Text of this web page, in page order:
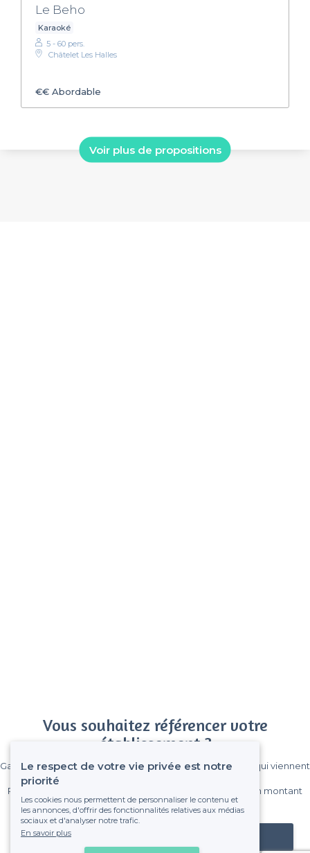
Le Beho
Karaoké
5 - 60 pers.
Châtelet Les Halles
€€ Abordable
Voir plus de propositions
Vous souhaitez référencer votre
établissement ?
Gagnez de nombreux clients parmi le million de visiteurs qui viennent
Pas de commissions et sans engagement, vous payez un montant
fixe sans risque de voir déraper la facture.
Référencer mon établissement
Le respect de votre vie privée est notre
priorité
Les cookies nous permettent de personnaliser le contenu et
les annonces, d'offrir des fonctionnalités relatives aux médias
sociaux et d'analyser notre trafic.
En savoir plus